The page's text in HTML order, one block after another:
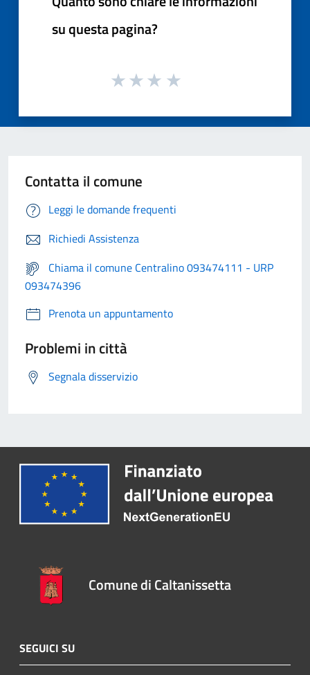
su questa pagina?
Contatta il comune
Leggi le domande frequenti
Richiedi Assistenza
Chiama il comune Centralino 093474111 - URP
093474396
Prenota un appuntamento
Problemi in città
Segnala disservizio
Comune di Caltanissetta
SEGUICI SU